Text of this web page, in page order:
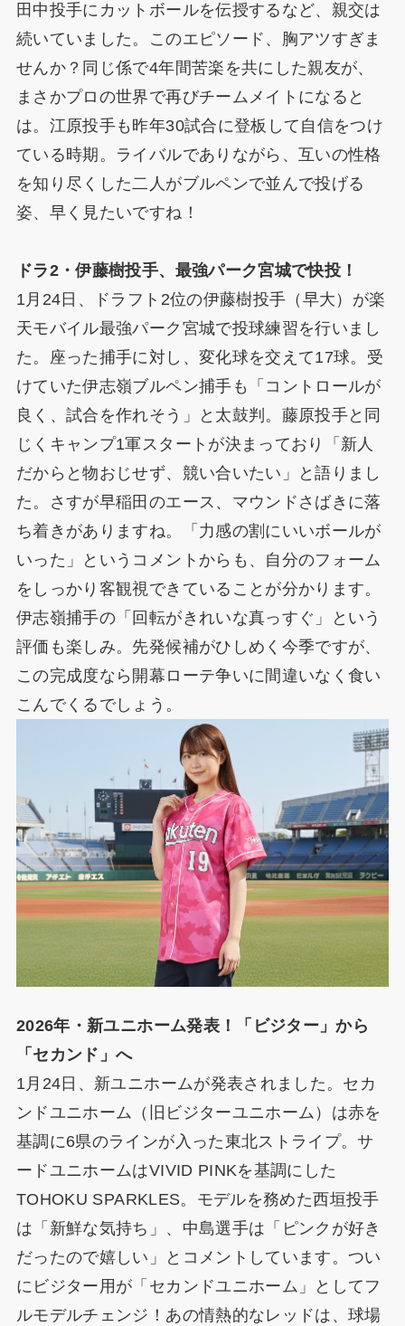
田中投手にカットボールを伝授するなど、親交は
続いていました。このエピソード、胸アツすぎま
せんか？同じ係で4年間苦楽を共にした親友が、
まさかプロの世界で再びチームメイトになると
は。江原投手も昨年30試合に登板して自信をつけ
ている時期。ライバルでありながら、互いの性格
を知り尽くした二人がブルペンで並んで投げる
姿、早く見たいですね！
ドラ2・伊藤樹投手、最強パーク宮城で快投！
1月24日、ドラフト2位の伊藤樹投手（早大）が楽
天モバイル最強パーク宮城で投球練習を行いまし
た。座った捕手に対し、変化球を交えて17球。受
けていた伊志嶺ブルペン捕手も「コントロールが
良く、試合を作れそう」と太鼓判。藤原投手と同
じくキャンプ1軍スタートが決まっており「新人
だからと物おじせず、競い合いたい」と語りまし
た。さすが早稲田のエース、マウンドさばきに落
ち着きがありますね。「力感の割にいいボールが
いった」というコメントからも、自分のフォーム
をしっかり客観視できていることが分かります。
伊志嶺捕手の「回転がきれいな真っすぐ」という
評価も楽しみ。先発候補がひしめく今季ですが、
この完成度なら開幕ローテ争いに間違いなく食い
こんでくるでしょう。
2026年・新ユニホーム発表！「ビジター」から
「セカンド」へ
1月24日、新ユニホームが発表されました。セカ
ンドユニホーム（旧ビジターユニホーム）は赤を
基調に6県のラインが入った東北ストライプ。サ
ードユニホームはVIVID PINKを基調にした
TOHOKU SPARKLES。モデルを務めた西垣投手
は「新鮮な気持ち」、中島選手は「ピンクが好き
だったので嬉しい」とコメントしています。つい
にビジター用が「セカンドユニホーム」としてフ
ルモデルチェンジ！あの情熱的なレッドは、球場